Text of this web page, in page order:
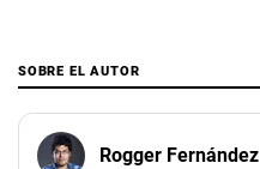
SOBRE EL AUTOR
Rogger Fernández